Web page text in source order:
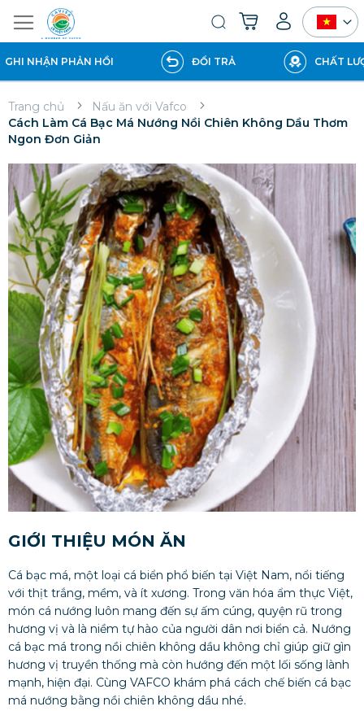
kiếm
Giỏ hàng của tôi
NHẬN PHẢN HỒI ĐỔI TRẢ CHẤT LƯỢNG
Trang chủ
Nấu ăn với Vafco
Cách Làm Cá Bạc Má Nướng Nồi Chiên Không Dầu Thơm
Ngon Đơn Giản
GIỚI THIỆU MÓN ĂN
Cá bạc má, một loại cá biển phổ biến tại Việt Nam, nổi tiếng
với thịt trắng, mềm, và ít xương. Trong văn hóa ẩm thực Việt,
món cá nướng luôn mang đến sự ấm cúng, quyện rũ trong
hương vị và là niềm tự hào của người dân nơi biển cả. Nướng
cá bạc má trong nồi chiên không dầu không chỉ giúp giữ gìn
hương vị truyền thống mà còn hướng đến một lối sống lành
mạnh, hiện đại. Cùng VAFCO khám phá cách chế biến cá bạc
má nướng bằng nồi chiên không dầu nhé.